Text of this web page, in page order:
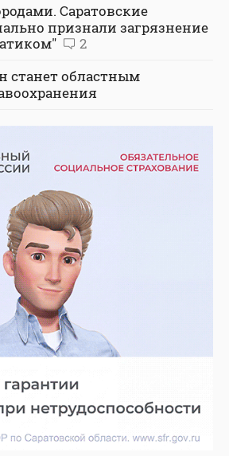
Саратовские
признали загрязнение
2
станет областным